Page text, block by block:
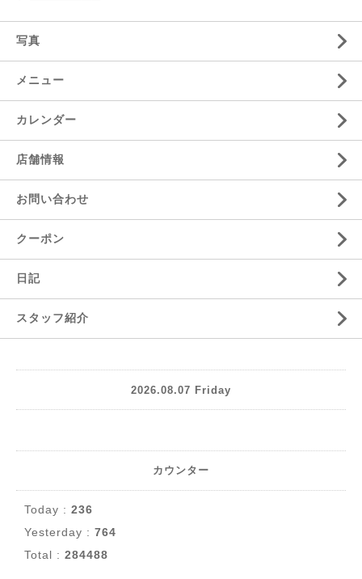
写真
メニュー
カレンダー
店舗情報
お問い合わせ
クーポン
日記
スタッフ紹介
2026.08.07 Friday
カウンター
Today : 236
Yesterday : 764
Total : 284488